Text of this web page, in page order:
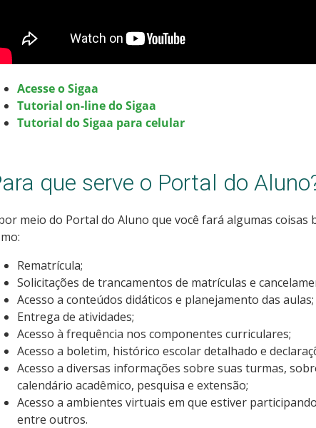
Acesse o Sigaa
Tutorial on-line do Sigaa
Tutorial do Sigaa para celular
que serve o Portal do
meio do Portal do Aluno que você fará algumas coisas
Rematrícula;
Solicitações de trancamentos de matrículas e
Acesso a conteúdos didáticos e planejamento das aulas;
Entrega de atividades;
Acesso à frequência nos componentes curriculares;
Acesso a boletim, histórico escolar detalhado e
Acesso a diversas informações sobre suas turmas,
calendário acadêmico, pesquisa e extensão;
Acesso a ambientes virtuais em que estiver
entre outros.